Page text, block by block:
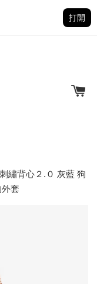
打開
繡背心２.０ 灰藍 狗
套